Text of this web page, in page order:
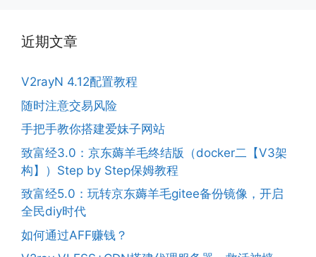
近期文章
V2rayN 4.12配置教程
随时注意交易风险
手把手教你搭建爱妹子网站
致富经3.0：京东薅羊毛终结版（docker二【V3架
构】）Step by Step保姆教程
致富经5.0：玩转京东薅羊毛gitee备份镜像，开启
全民diy时代
如何通过AFF赚钱？